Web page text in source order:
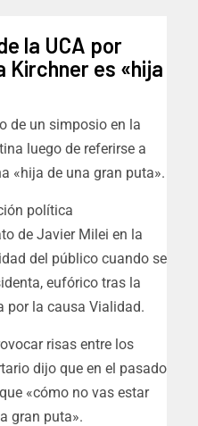
la UCA por
Kirchner es «hija
de un simposio en la
luego de referirse a
«hija de una gran puta».
política
de Javier Milei en la
del público cuando se
eufórico tras la
por la causa Vialidad.
risas entre los
dijo que en el pasado
«cómo no vas estar
gran puta».